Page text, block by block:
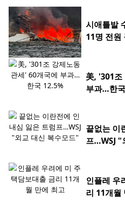
시애틀발
11명 전원
美, '301조
부과…한
끝없는 이
프…WSJ "
인플레 우
리 11개월